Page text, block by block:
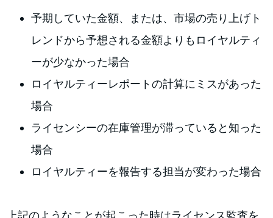
予期していた金額、または、市場の売り上げト
レンドから予想される金額よりもロイヤルティ
ーが少なかった場合
ロイヤルティーレポートの計算にミスがあった
場合
ライセンシーの在庫管理が滞っていると知った
場合
ロイヤルティーを報告する担当が変わった場合
上記のようなことが起こった時はライセンス監査を